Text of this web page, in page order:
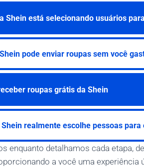
Shein está selecionando usuários
pode enviar roupas sem você
roupas grátis da Shein
Shein realmente escolhe pessoas
enquanto detalhamos cada etapa,
a você uma experiência